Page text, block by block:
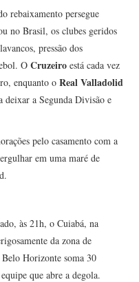
rebaixamento persegue
no Brasil, os clubes geridos
pressão dos
OCruzeiro está cada vez
enquanto oReal Valladolid
deixar a Segunda Divisão e
pelo casamento com a
em uma maré de
às 21h, o Cuiabá, na
da zona de
Horizonte soma 30
que abre a degola.